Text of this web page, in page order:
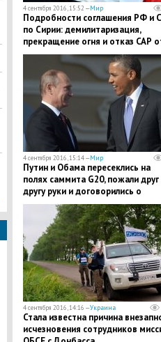
4 сентября 2016, 15:52 —Мир
Подробности соглашения РФ и
по Сирии: демилитаризация,
прекращение огня и отказ САР
использования авиации - СМИ
4 сентября 2016, 15:14 —Мир
Путин и Обама пересеклись на
полях саммита G20, пожали друг
другу руки и договорились о
встрече
4 сентября 2016, 14:16 —Украина
Стала известна причина
исчезновения сотрудников